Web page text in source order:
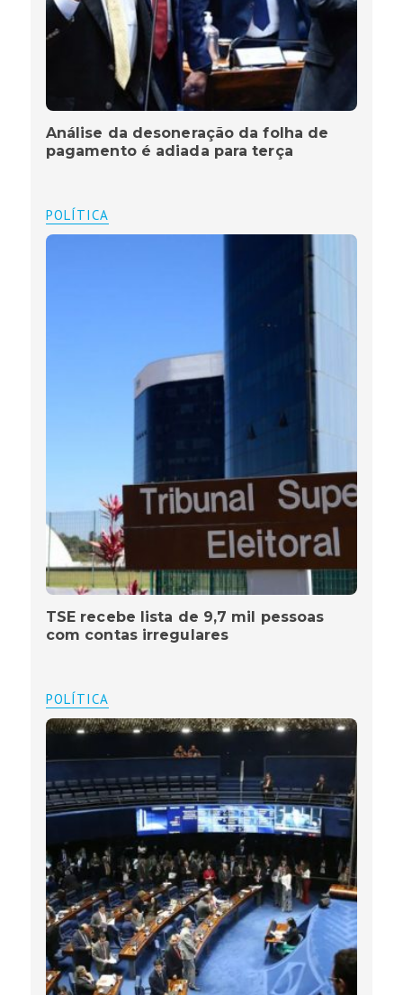
Análise da desoneração da folha de
pagamento é adiada para terça
POLÍTICA
TSE recebe lista de 9,7 mil pessoas
com contas irregulares
POLÍTICA